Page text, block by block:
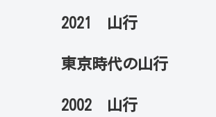
2021 山行
東京時代の山行
2002 山行